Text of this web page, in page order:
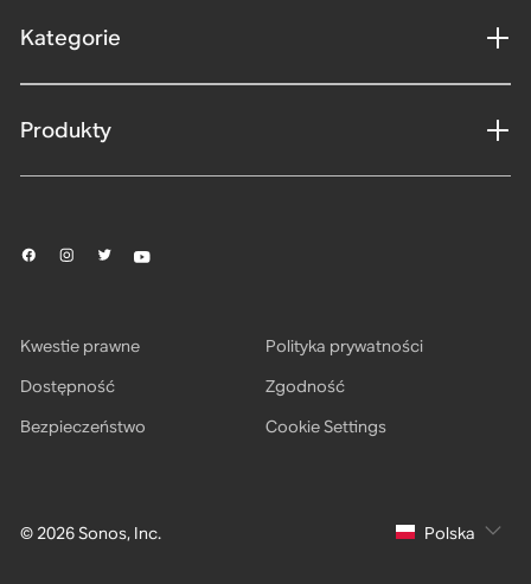
Kategorie
Produkty
© 2026 Sonos, Inc.
Kwestie prawne
Polityka prywatności
Dostępność
Zgodność
Bezpieczeństwo
Cookie Settings
Polska